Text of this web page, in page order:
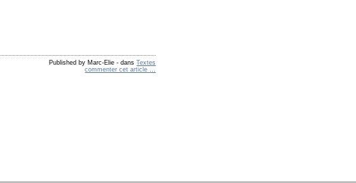
Published by Marc-Elie - dansTextes
commenter cet article